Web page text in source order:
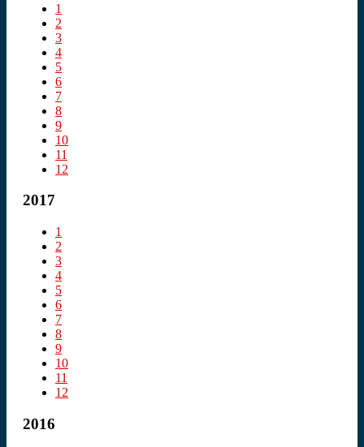
1
2
3
4
5
6
7
8
9
10
11
12
2017
1
2
3
4
5
6
7
8
9
10
11
12
2016